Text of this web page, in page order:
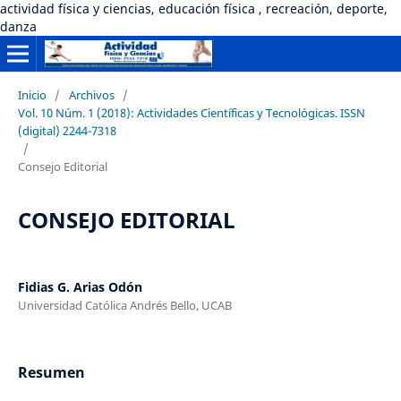
actividad física y ciencias, educación física , recreación, deporte,
danza
Inicio / Archivos /
Vol. 10 Núm. 1 (2018): Actividades Científicas y Tecnológicas. ISSN
(digital) 2244-7318
/
Consejo Editorial
CONSEJO EDITORIAL
Fidias G. Arias Odón
Universidad Católica Andrés Bello, UCAB
Resumen